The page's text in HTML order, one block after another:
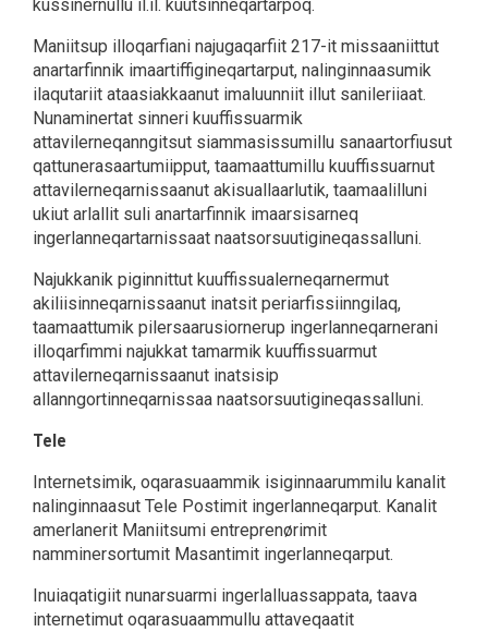
kussinernullu il.il. kuutsinneqartarpoq.
Maniitsup illoqarfiani najugaqarfiit 217-it missaaniittut
anartarfinnik imaartiffigineqartarput, nalinginnaasumik
ilaqutariit ataasiakkaanut imaluunniit illut sanileriiaat.
Nunaminertat sinneri kuuffissuarmik
attavilerneqanngitsut siammasissumillu sanaartorfiusut
qattunerasaartumiipput, taamaattumillu kuuffissuarnut
attavilerneqarnissaanut akisuallaarlutik, taamaalilluni
ukiut arlallit suli anartarfinnik imaarsisarneq
ingerlanneqartarnissaat naatsorsuutigineqassalluni.
Najukkanik piginnittut kuuffissualerneqarnermut
akiliisinneqarnissaanut inatsit periarfissiinngilaq,
taamaattumik pilersaarusiornerup ingerlanneqarnerani
illoqarfimmi najukkat tamarmik kuuffissuarmut
attavilerneqarnissaanut inatsisip
allanngortinneqarnissaa naatsorsuutigineqassalluni.
Tele
Internetsimik, oqarasuaammik isiginnaarummilu kanalit
nalinginnaasut Tele Postimit ingerlanneqarput. Kanalit
amerlanerit Maniitsumi entreprenørimit
namminersortumit Masantimit ingerlanneqarput.
Inuiaqatigiit nunarsuarmi ingerlalluassappata, taava
internetimut oqarasuaammullu attaveqaatit